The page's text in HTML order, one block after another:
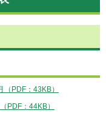
PDF：43KB）
PDF：44KB）